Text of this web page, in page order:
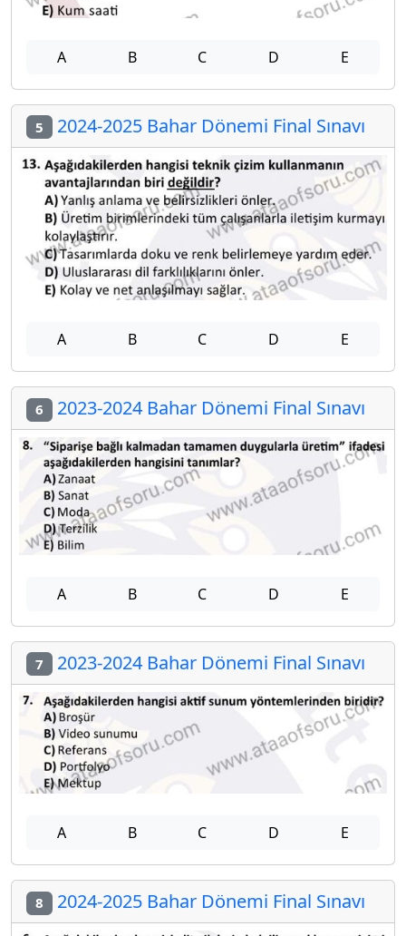
A B C D E
5 2024-2025 Bahar Dönemi Final Sınavı
A B C D E
6 2023-2024 Bahar Dönemi Final Sınavı
A B C D E
7 2023-2024 Bahar Dönemi Final Sınavı
A B C D E
8 2024-2025 Bahar Dönemi Final Sınavı